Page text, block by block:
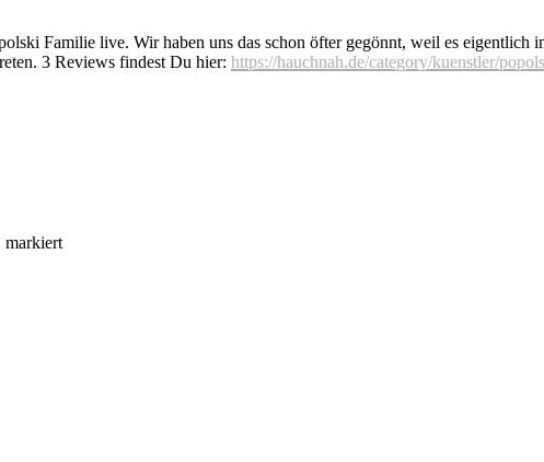
Familie live. Wir haben uns das schon öfter gegönnt, weil es eigentlich
3 Reviews findest Du hier: https://hauchnah.de/category/kuenstler/
markiert